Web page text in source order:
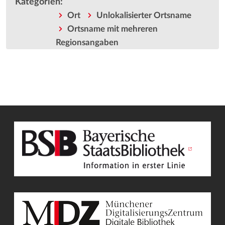
Kategorien:
Ort
Unlokalisierter Ortsname
Ortsname mit mehreren
Regionsangaben